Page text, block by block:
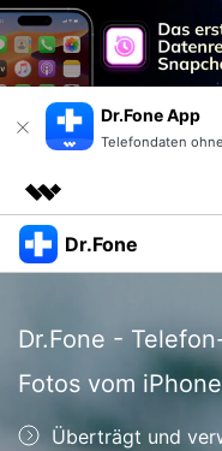
Dr.Fone App
Telefondaten
Top-Produkte
Überblick
Lösungen
Presseraum
Dr.Fone
Alles-in-einem-Toolkit
Entdecken Sie
Lernen und
Dr.Fone -
Fotos vom
Überträgt und